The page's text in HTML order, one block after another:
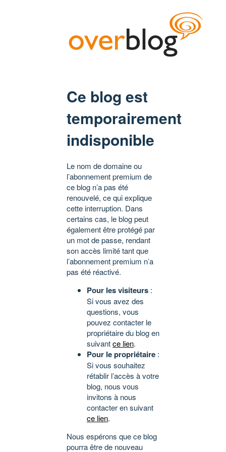
Ce blog est
temporairement
indisponible
Le nom de domaine ou
l’abonnement premium de
ce blog n’a pas été
renouvelé, ce qui explique
cette interruption. Dans
certains cas, le blog peut
également être protégé par
un mot de passe, rendant
son accès limité tant que
l’abonnement premium n’a
pas été réactivé.
Pour les visiteurs :
Si vous avez des
questions, vous
pouvez contacter le
propriétaire du blog en
suivantce lien.
Pour le propriétaire :
Si vous souhaitez
rétablir l’accès à votre
blog, nous vous
invitons à nous
contacter en suivant
ce lien.
Nous espérons que ce blog
pourra être de nouveau